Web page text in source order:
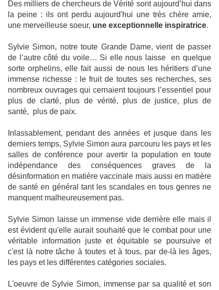
Des milliers de chercheurs de Vérité sont aujourd’hui dans
la peine : ils ont perdu aujourd'hui une très chère amie,
une merveilleuse soeur, une exceptionnelle inspiratrice.
Sylvie Simon, notre toute Grande Dame, vient de passer
de l’autre côté du voile… Si elle nous laisse
en quelque
sorte orphelins, elle fait aussi de nous les héritiers d’une
immense richesse : le fruit de toutes ses recherches, ses
nombreux ouvrages qui cernaient toujours l’essentiel pour
plus de clarté, plus de vérité, plus de justice, plus de
santé, plus de paix.
Inlassablement, pendant des années et jusque dans les
derniers temps, Sylvie Simon aura parcouru les pays et les
salles de conférence pour avertir la population en toute
indépendance des conséquences graves de la
désinformation en matière vaccinale mais aussi en matière
de santé en général tant les scandales en tous genres ne
manquent malheureusement pas.
Sylvie Simon laisse un immense vide derrière elle mais il
est évident qu'elle aurait souhaité que le combat pour une
véritable information juste et équitable se poursuive et
c'est là notre tâche à toutes et à tous, par de-là les âges,
les pays et les différentes catégories sociales.
L'oeuvre de Sylvie Simon, immense par sa qualité et son